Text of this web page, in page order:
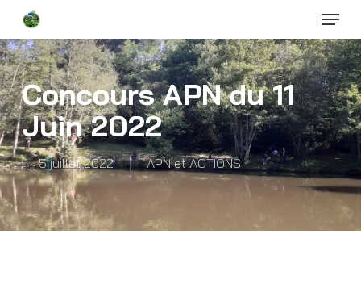
main
content
Menu
Concours APN du 11
Juin 2022
5 juillet 2022 APN et ACTIONS
Close
Menu